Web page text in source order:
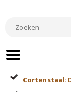
Cortenstaal: